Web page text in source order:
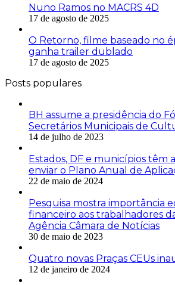
Nuno Ramos no MACRS 4D
17 de agosto de 2025
O Retorno, filme baseado no
ganha trailer dublado
17 de agosto de 2025
Posts populares
BH assume a presidência do
Secretários Municipais de
14 de julho de 2023
Estados, DF e municípios têm
enviar o Plano Anual de
22 de maio de 2024
Pesquisa mostra importância
financeiro aos trabalhadores
Agência Câmara de Notícias
30 de maio de 2023
Quatro novas Praças CEUs
12 de janeiro de 2024